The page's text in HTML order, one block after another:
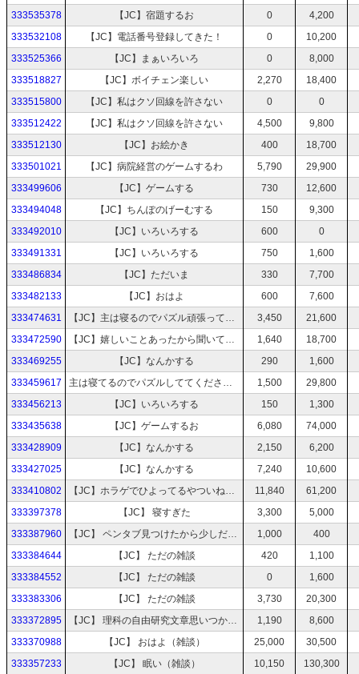
333535378
【JC】宿題するお 0
4,200
333532108
【JC】電話番号登録してきた！ 0
10,200
333525366
【JC】まぁいろいろ 0
8,000
333518827
【JC】ボイチェン楽しい 2,270
18,400
333515800
【JC】私はクソ回線を許さない 0
0
333512422
【JC】私はクソ回線を許さない 4,500
9,800
333512130
【JC】お絵かき 400
18,700
333501021
【JC】病院経営のゲームするわ 5,790
29,900
333499606
【JC】ゲームする 730
12,600
333494048
【JC】ちんぽのげーむする 150
9,300
333492010
【JC】いろいろする 600
0
333491331
【JC】いろいろする 750
1,600
333486834
【JC】ただいま 330
7,700
333482133
【JC】おはよ 600
7,600
333474631
【JC】主は寝るのでパズル頑張ってください 3,450
21,600
333472590
【JC】嬉しいことあったから聞いてほしいｗ 1,640
18,700
333469255
【JC】なんかする 290
1,600
333459617
主は寝てるのでパズルしててください。 1,500
29,800
333456213
【JC】いろいろする 150
1,300
333435638
【JC】ゲームするお 6,080
74,000
333428909
【JC】なんかする 2,150
6,200
333427025
【JC】なんかする 7,240
10,600
333410802
【JC】ホラゲでひよってるやついねぇよなぁぁぁぁぁ 11,840
61,200
333397378
【JC】 寝すぎた 3,300
5,000
333387960
【JC】 ペンタブ見つけたから少しだけお絵かき 1,000
400
333384644
【JC】 ただの雑談 420
1,100
333384552
【JC】 ただの雑談 0
1,600
333383306
【JC】 ただの雑談 3,730
20,300
333372895
【JC】 理科の自由研究文章思いつかん（ヘルプミー） 1,190
8,600
333370988
【JC】 おはよ（雑談） 25,000
30,500
333357233
【JC】 眠い（雑談） 10,150 130,300